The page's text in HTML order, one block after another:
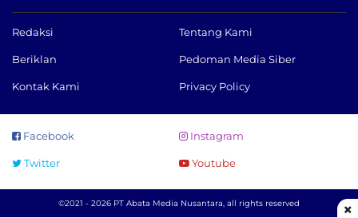
Redaksi Tentang Kami
Beriklan Pedoman Media Siber
Kontak Kami Privacy Policy
Facebook Instagram
Twitter Youtube
©2021 - 2026 PT Abata Media Nusantara, all rights reserved ×